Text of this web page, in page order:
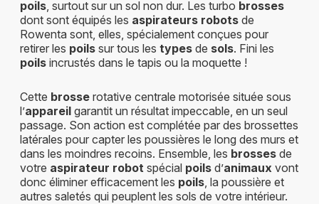
poils, surtout sur un sol non dur. Les turbo brosses
dont sont équipés les aspirateurs robots de
Rowenta sont, elles, spécialement conçues pour
retirer les poils sur tous les types de sols. Fini les
poils incrustés dans le tapis ou la moquette !
Cette brosse rotative centrale motorisée située sous
l’appareil garantit un résultat impeccable, en un seul
passage. Son action est complétée par des brossettes
latérales pour capter les poussières le long des murs et
dans les moindres recoins. Ensemble, les brosses de
votre aspirateur robot spécial poils d’animaux vont
donc éliminer efficacement les poils, la poussière et
autres saletés qui peuplent les sols de votre intérieur.